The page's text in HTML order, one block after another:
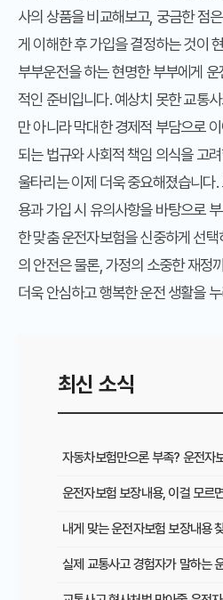
사의 상품을 비교해보고, 궁금한 점
게 이해한 후 가입을 결정하는 것이
부부운전을 하는 현명한 부부에게
적인 준비입니다. 예상치 못한 교통
만 아니라 막대한 경제적 부담으로
되는 법규와 사회적 책임 의식을 고
울타리는 이제 더욱 중요해졌습니다
용과 가입 시 유의사항을 바탕으로
한 맞춤 운전자보험을 신중하게 선
의 안전은 물론, 가정의 소중한 재정
더욱 안심하고 행복한 운전 생활을
최신 소식